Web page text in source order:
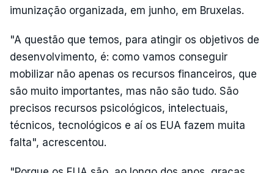
imunização organizada, em junho, em Bruxelas.
"A questão que temos, para atingir os objetivos de
desenvolvimento, é: como vamos conseguir
mobilizar não apenas os recursos financeiros, que
são muito importantes, mas não são tudo. São
precisos recursos psicológicos, intelectuais,
técnicos, tecnológicos e aí os EUA fazem muita
falta", acrescentou.